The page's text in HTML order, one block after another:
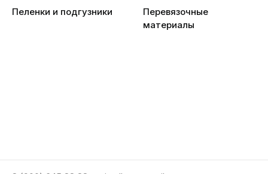
Пеленки и подгузники
Перевязочные
материалы